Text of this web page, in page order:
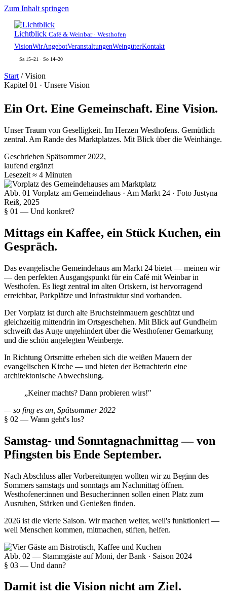
Zum Inhalt springen
Lichtblick Café & Weinbar · Westhofen
VisionWirAngebotVeranstaltungenWeingüterKontakt
Sa 15–21 · So 14–20
Start / Vision
Kapitel 01 · Unsere Vision
Ein Ort. Eine Gemeinschaft. Eine Vision.
Unser Traum von Geselligkeit. Im Herzen Westhofens. Gemütlich
zentral. Am Rande des Marktplatzes. Mit Blick über die Weinhänge.
Geschrieben Spätsommer 2022,
laufend ergänzt
Lesezeit ≈ 4 Minuten
Abb. 01 Vorplatz am Gemeindehaus · Am Markt 24 · Foto Justyna
Reiß, 2025
§ 01 — Und konkret?
Mittags ein Kaffee, ein Stück Kuchen, ein
Gespräch.
Das evangelische Gemeindehaus am Markt 24 bietet — meinen wir
— den perfekten Ausgangspunkt für ein Café mit Weinbar in
Westhofen. Es liegt zentral im alten Ortskern, ist hervorragend
erreichbar, Parkplätze und Infrastruktur sind vorhanden.
Der Vorplatz ist durch alte Bruchsteinmauern geschützt und
gleichzeitig mittendrin im Ortsgeschehen. Mit Blick auf Gundheim
schweift das Auge ungehindert über die Westhofener Gemarkung
und die schön angelegten Weinberge.
In Richtung Ortsmitte erheben sich die weißen Mauern der
evangelischen Kirche — und bieten der Betrachterin eine
architektonische Abwechslung.
„Keiner machts? Dann probieren wirs!"
— so fing es an, Spätsommer 2022
§ 02 — Wann geht's los?
Samstag- und Sonntag­nachmittag — von
Pfingsten bis Ende September.
Nach Abschluss aller Vorbereitungen wollten wir zu Beginn des
Sommers samstags und sonntags am Nachmittag öffnen.
Westhofener:innen und Besucher:innen sollen einen Platz zum
Ausruhen, Stärken und Genießen finden.
2026 ist die vierte Saison. Wir machen weiter, weil's funktioniert —
weil Menschen kommen, mitmachen, stiften, helfen.
Abb. 02 — Stammgäste auf Moni, der Bank · Saison 2024
§ 03 — Und dann?
Damit ist die Vision nicht am Ziel.